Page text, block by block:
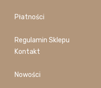
Płatności
Regulamin Sklepu
Kontakt
Nowości